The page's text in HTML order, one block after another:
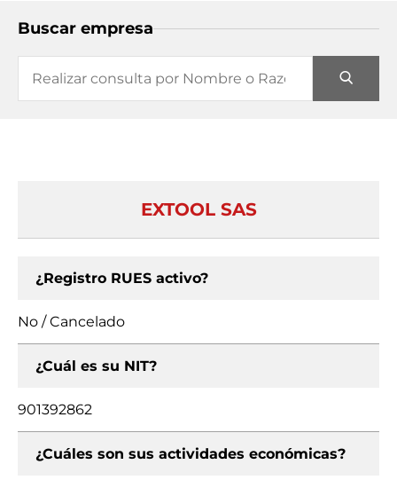
Buscar empresa
EXTOOL SAS
¿Registro RUES activo?
No / Cancelado
¿Cuál es su NIT?
901392862
¿Cuáles son sus actividades económicas?